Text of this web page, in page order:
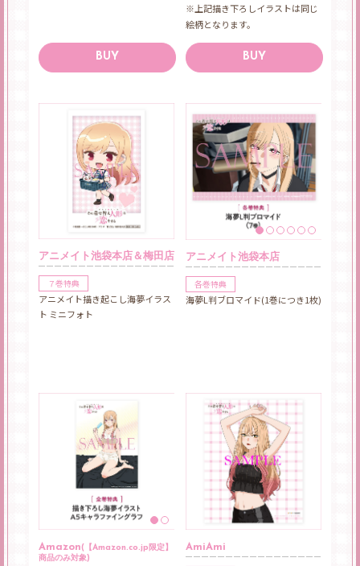
BUY
※上記描き下ろしイラストは同じ
絵柄となります。
BUY
アニメイト池袋本店＆梅田店
７巻特典
アニメイト描き起こし海夢イラス
ト ミニフォト
アニメイト池袋本店
各巻特典
海夢L判ブロマイド(1巻につき1枚)
Amazon(【Amazon.co.jp限定】
商品のみ対象)
AmiAmi